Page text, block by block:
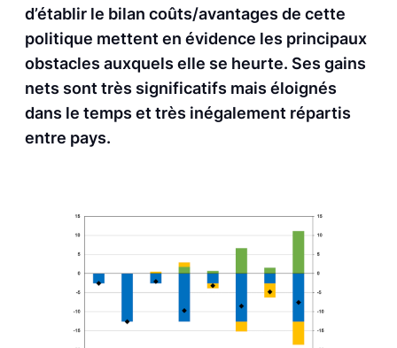
d’établir le bilan coûts/avantages de cette
politique mettent en évidence les principaux
obstacles auxquels elle se heurte. Ses gains
nets sont très significatifs mais éloignés
dans le temps et très inégalement répartis
entre pays.